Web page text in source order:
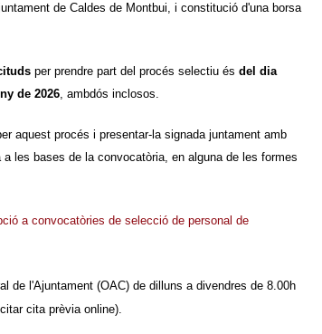
de Caldes de Montbui, i constitució d'una borsa
per prendre part del procés selectiu és del dia
de 2026, ambdós inclosos.
aquest procés i presentar-la signada juntament amb
les bases de la convocatòria, en alguna de les formes
a convocatòries de selecció de personal de
de l'Ajuntament (OAC) de dilluns a divendres de 8.00h
cita prèvia online).